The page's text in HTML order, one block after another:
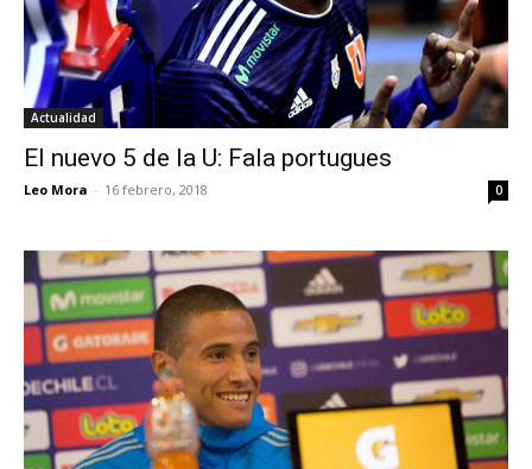
Actualidad
El nuevo 5 de la U: Fala portugues
Leo Mora - 16 febrero, 2018 0